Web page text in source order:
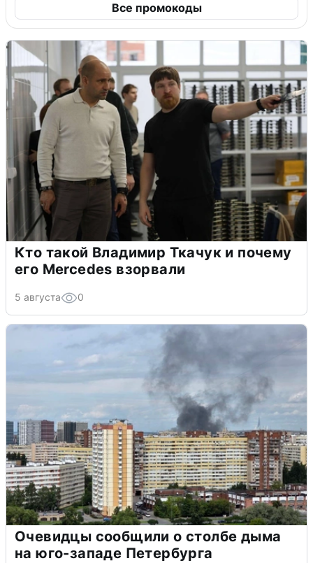
Все промокоды
Кто такой Владимир Ткачук и почему
его Mercedes взорвали
5 августа 0
Очевидцы сообщили о столбе дыма
на юго-западе Петербурга